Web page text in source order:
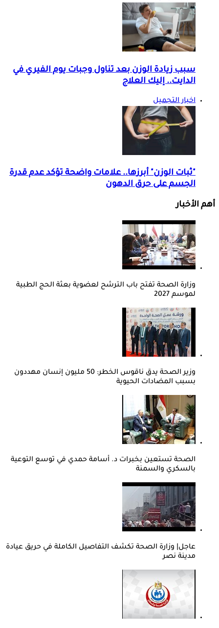
سبب زيادة الوزن بعد تناول وجبات يوم الفيري في
الدايت.. إليك العلاج
اخبار التجميل
"ثبات الوزن" أبرزها.. علامات واضحة تؤكد عدم قدرة
الجسم على حرق الدهون
أهم الأخبار
وزارة الصحة تفتح باب الترشح لعضوية بعثة الحج الطبية
لموسم 2027
وزير الصحة يدق ناقوس الخطر: 50 مليون إنسان مهددون
بسبب المضادات الحيوية
الصحة تستعين بخبرات د. أسامة حمدي في توسع التوعية
بالسكري والسمنة
عاجل| وزارة الصحة تكشف التفاصيل الكاملة في حريق عيادة
مدينة نصر